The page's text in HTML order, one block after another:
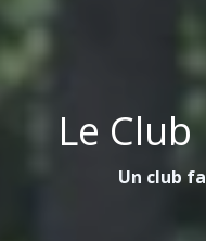
Le
Un club